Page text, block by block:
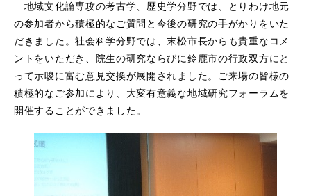
地域文化論専攻の考古学、歴史学分野では、とりわけ地元
の参加者から積極的なご質問と今後の研究の手がかりをいた
だきました。社会科学分野では、末松市長からも貴重なコメ
ントをいただき、院生の研究ならびに鈴鹿市の行政双方にと
って示唆に富む意見交換が展開されました。ご来場の皆様の
積極的なご参加により、大変有意義な地域研究フォーラムを
開催することができました。